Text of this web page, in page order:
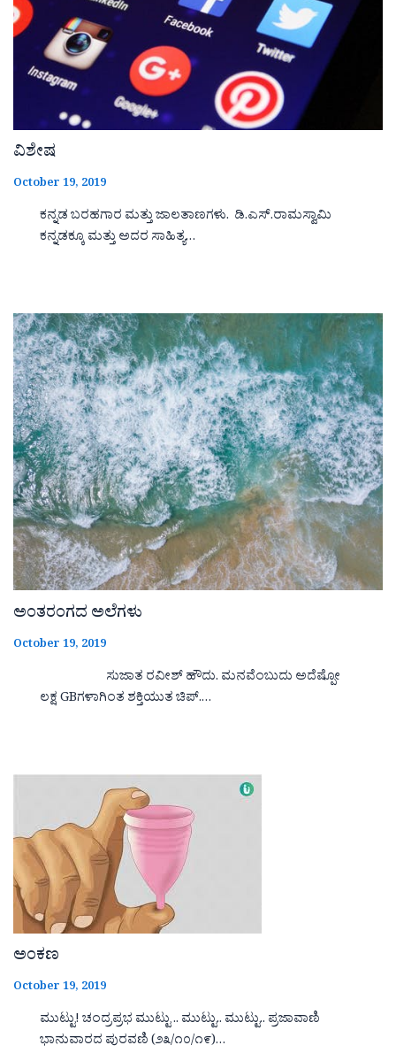
ವಿಶೇಷ
October 19, 2019
ಕನ್ನಡ ಬರಹಗಾರ ಮತ್ತು ಜಾಲತಾಣಗಳು. ಡಿ.ಎಸ್.ರಾಮಸ್ವಾಮಿ
ಕನ್ನಡಕ್ಕೂ ಮತ್ತು ಅದರ ಸಾಹಿತ್ಯ…
ಅಂತರಂಗದ ಅಲೆಗಳು
October 19, 2019
ಸುಜಾತ ರವೀಶ್ ಹೌದು. ಮನವೆಂಬುದು ಅದೆಷ್ಪೋ
ಲಕ್ಷ GBಗಳಾಗಿಂತ ಶಕ್ತಿಯುತ ಚಿಪ್.…
ಅಂಕಣ
October 19, 2019
ಮುಟ್ಟು! ಚಂದ್ರಪ್ರಭ ಮುಟ್ಟು .. ಮುಟ್ಟು.. ಮುಟ್ಟು.. ಪ್ರಜಾವಾಣಿ
ಭಾನುವಾರದ ಪುರವಣಿ (೨೩/೧೦/೧೯)…